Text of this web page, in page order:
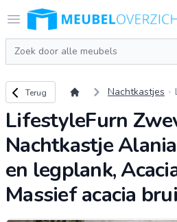
Open menu
Logo Meubeloverzicht.nl
Zoeken
Terug naar overzicht
Terug Nachtkastjes
LifestyleFurn
Nachtkastje
en legplank,
Massief acacia